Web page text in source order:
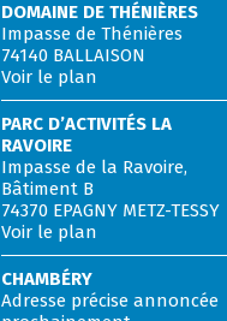
DOMAINE DE THÉNIÈRES
Impasse de Thénières
74140 BALLAISON
Voir le plan
PARC D’ACTIVITÉS LA
RAVOIRE
Impasse de la Ravoire,
Bâtiment B
74370 EPAGNY METZ-TESSY
Voir le plan
CHAMBÉRY
Adresse précise annoncée